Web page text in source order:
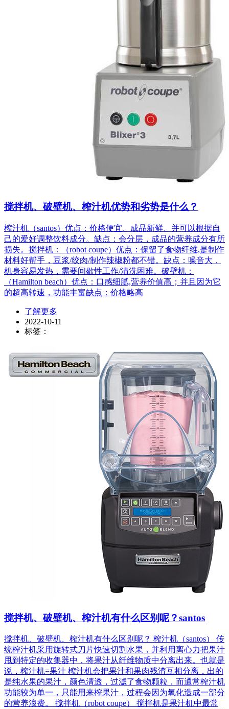
搅拌机、破壁机、榨汁机优势和劣势是什么？
榨汁机（santos）优点：价格便宜、成品新鲜、并可以根据自
己的爱好调整饮料成分。缺点：会分层，成品的营养成分有所
损失。搅拌机：（robot coupe）优点：保留了食物纤维,是制作
材料好帮手，豆浆/绞肉/制作辣椒粉都不错。缺点：噪音大，
机身容易发热，需要间歇性工作/清洗困难。破壁机：
（Hamilton beach）优点：口感细腻,营养价值高；并且因为它
的超高转速，功能丰富缺点：价格略高
了解更多
2022-10-11
标签：
搅拌机、破壁机、榨汁机有什么区别呢？santos
搅拌机、破壁机、榨汁机有什么区别呢？ 榨汁机（santos） 传
统榨汁机采用旋转式刀片快速切割水果，并利用离心力把果汁
甩到特定的收集器中，将果汁从纤维物质中分离出来。也就是
说，榨汁机=果汁 榨汁机会把果汁和果肉残渣互相分离，出的
是纯水果的果汁，颜色清透，过滤了食物颗粒，而通常榨汁机
功能较为单一，只能用来榨果汁，过程会因为氧化造成一部分
的营养浪费。 搅拌机（robot coupe） 搅拌机是果汁机中最常